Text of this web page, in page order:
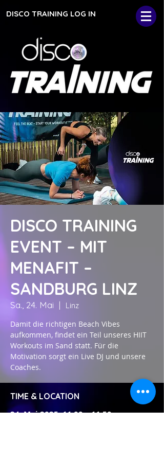
DISCO TRAINING LOG IN
DISCO TRAINING
EVENT – MIT
MENAFIT –
SANDBURG LINZ
Sa., 24. Mai
  |
Linz
Damit die richtigen Beach Vibes
aufkommen, findet ein Teil unseres HIIT
Workouts im Sand statt. Für die
Motivation sorgt ein Live DJ und unsere
Coaches.
TIME & LOCATION
24. Mai 2025, 11:00 – 11:50